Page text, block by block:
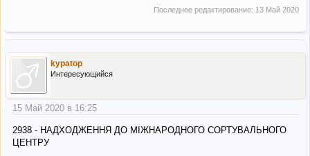
Последнее редактирование: 13 Май 2020
kypatop
Интересующийся
15 Май 2020 в 16:25
2938 - НАДХОДЖЕННЯ ДО МІЖНАРОДНОГО СОРТУВАЛЬНОГО
ЦЕНТРУ